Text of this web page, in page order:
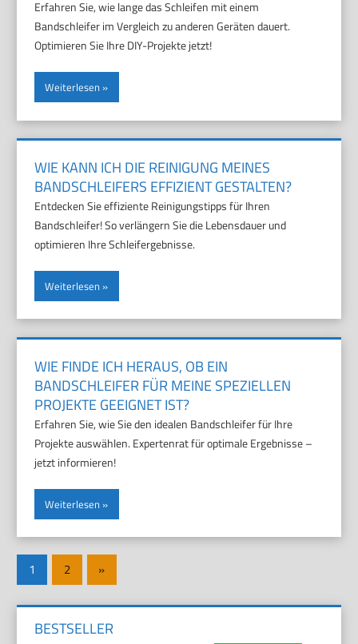
Erfahren Sie, wie lange das Schleifen mit einem
Bandschleifer im Vergleich zu anderen Geräten dauert.
Optimieren Sie Ihre DIY-Projekte jetzt!
Weiterlesen
WIE KANN ICH DIE REINIGUNG MEINES
BANDSCHLEIFERS EFFIZIENT GESTALTEN?
Entdecken Sie effiziente Reinigungstipps für Ihren
Bandschleifer! So verlängern Sie die Lebensdauer und
optimieren Ihre Schleifergebnisse.
Weiterlesen
WIE FINDE ICH HERAUS, OB EIN
BANDSCHLEIFER FÜR MEINE SPEZIELLEN
PROJEKTE GEEIGNET IST?
Erfahren Sie, wie Sie den idealen Bandschleifer für Ihre
Projekte auswählen. Expertenrat für optimale Ergebnisse –
jetzt informieren!
Weiterlesen
Seitennummerierung
der
Beiträge
1 2
Nächste
Beiträge
»
BESTSELLER